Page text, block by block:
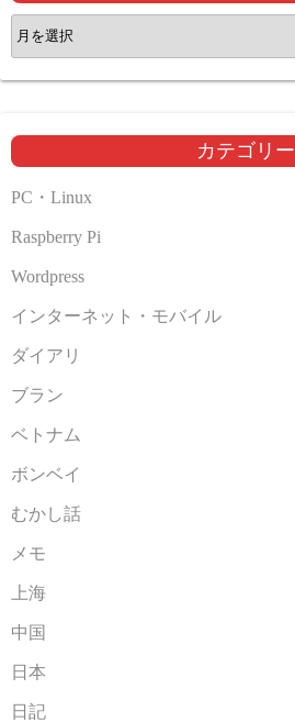
ア
ー
カ
ブ
カテゴリー
PC・Linux
Raspberry Pi
Wordpress
インターネット・モバイル
ダイアリ
ブラン
ベトナム
ボンベイ
むかし話
メモ
上海
中国
日本
日記